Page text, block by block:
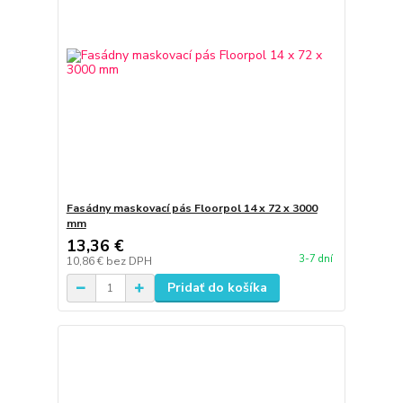
Fasádny maskovací pás Floorpol 14 x 72 x 3000
mm
13,36 €
10,86 € bez DPH 3-7 dní
Pridať do košíka